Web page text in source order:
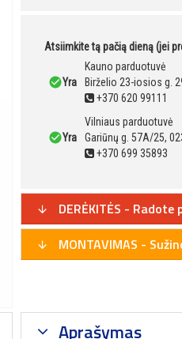
Atsiimkite tą pačią dieną (jei
Yra
Kauno parduotuvė
Birželio 23-iosios g.
+370 620 99111
Yra
Vilniaus parduotuvė
Gariūnų g. 57A/25,
+370 699 35893
DERĖKITĖS - Radote
MONTAVIMAS -
Aprašymas